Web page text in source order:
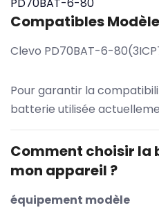
Compatibles
Clevo PD70BAT-6-
Pour garantir la
batterie utilisée
Comment choisir la
mon appareil ?
équipement modèle